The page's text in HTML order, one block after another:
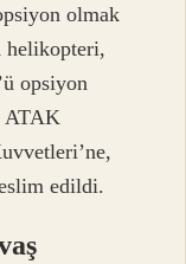
olmak
helikopteri,
opsiyon
ATAK
edildi.